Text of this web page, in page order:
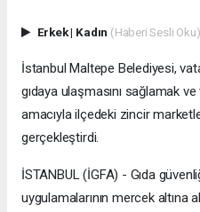
Erkek| Kadın (Haberi Sesli Oku)
İstanbul Maltepe Belediyesi,
gıdaya ulaşmasını sağlamak
amacıyla ilçedeki zincir
gerçekleştirdi.
İSTANBUL (İGFA) - Gıda
uygulamalarının mercek altına